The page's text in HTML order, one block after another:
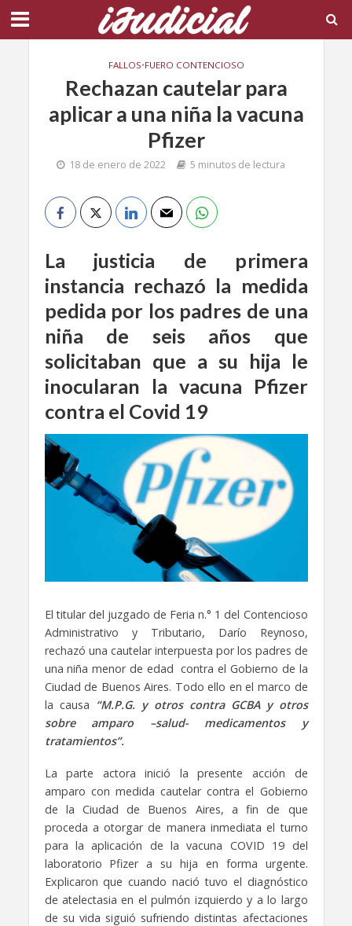
FALLOS•FUERO CONTENCIOSO
Rechazan cautelar para
aplicar a una niña la vacuna
Pfizer
18 de enero de 2022 5 minutos de lectura
La justicia de primera
instancia rechazó la medida
pedida por los padres de una
niña de seis años que
solicitaban que a su hija le
inocularan la vacuna Pfizer
contra el Covid 19
El titular del juzgado de Feria n.° 1 del Contencioso
Administrativo y Tributario, Darío Reynoso,
rechazó una cautelar interpuesta por los padres de
una niña menor de edad contra el Gobierno de la
Ciudad de Buenos Aires. Todo ello en el marco de
la causa “M.P.G. y otros contra GCBA y otros
sobre amparo –salud- medicamentos y
tratamientos”.
La parte actora inició la presente acción de
amparo con medida cautelar contra el Gobierno
de la Ciudad de Buenos Aires, a fin de que
proceda a otorgar de manera inmediata el turno
para la aplicación de la vacuna COVID 19 del
laboratorio Pfizer a su hija en forma urgente.
Explicaron que cuando nació tuvo el diagnóstico
de atelectasia en el pulmón izquierdo y a lo largo
de su vida siguió sufriendo distintas afectaciones